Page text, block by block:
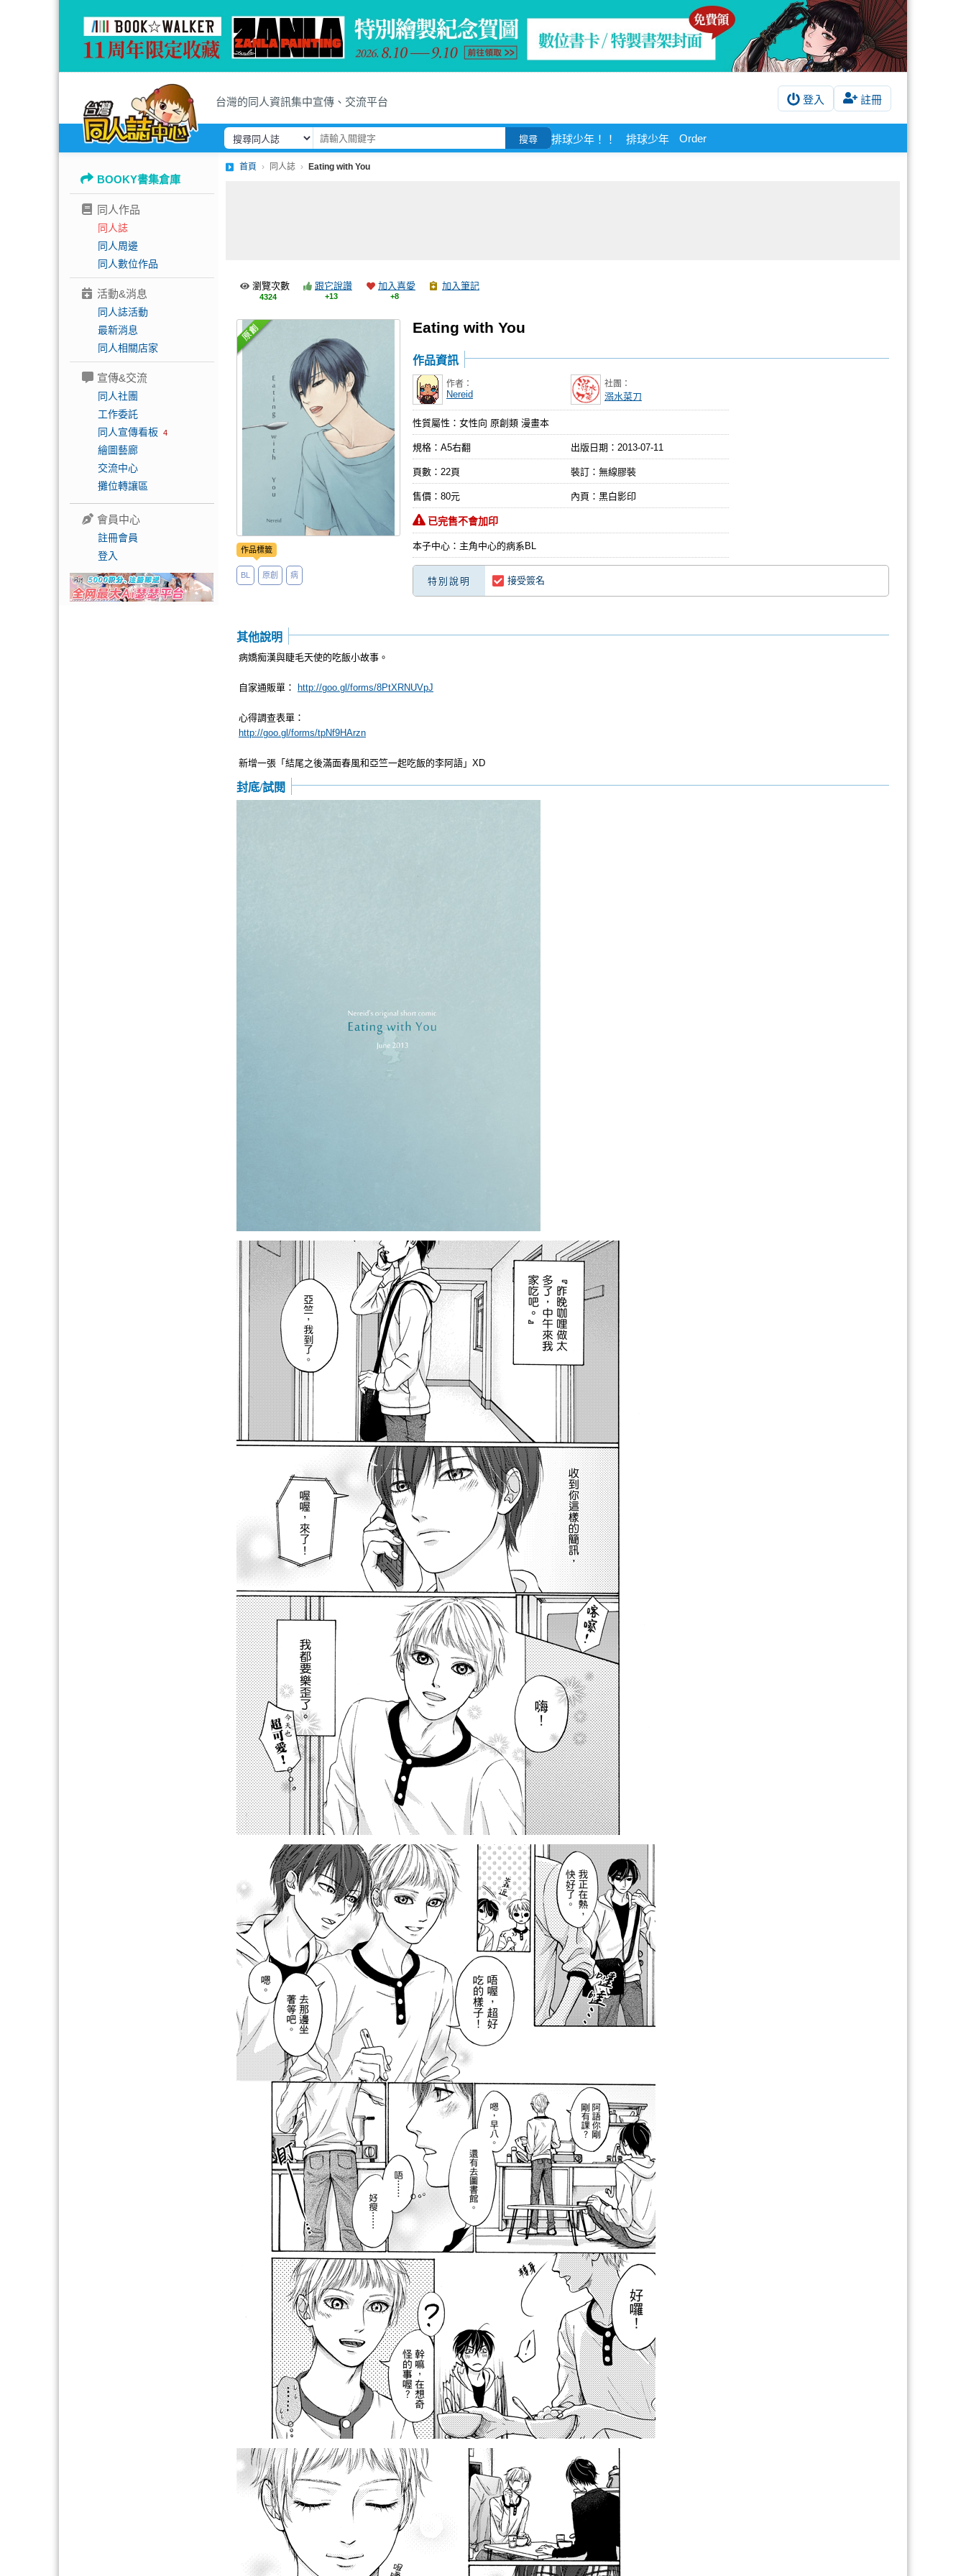
台灣的同人資訊集中宣傳、交流平台 登入 註冊
搜尋 排球少年！！ 排球少年 Order
BOOKY書集倉庫
同人作品
同人誌
同人周邊
同人數位作品
活動&消息
同人誌活動
最新消息
同人相關店家
宣傳&交流
同人社團
工作委託
同人宣傳看板 4
繪圖藝廊
交流中心
攤位轉讓區
會員中心
註冊會員
登入
首頁 同人誌 Eating with You
瀏覽次數
4324
跟它說讚
+13
加入喜愛
+8
加入筆記
Eating with You
作品標籤
BL 原創 病
作品資訊
作者：
Nereid
社團：
溺水菜刀
性質屬性：女性向 原創類 漫畫本
規格：A5右翻 出版日期： 2013-07-11
頁數：22頁 裝訂：無線膠裝
售價：80元 內頁：黑白影印
已完售不會加印
本子中心：主角中心的病系BL
特別說明 接受簽名
其他說明
病嬌痴漢與睫毛天使的吃飯小故事。
自家通販單： http://goo.gl/forms/8PtXRNUVpJ
心得調查表單：
http://goo.gl/forms/tpNf9HArzn
新增一張「結尾之後滿面春風和亞竺一起吃飯的李阿語」XD
封底/試閱